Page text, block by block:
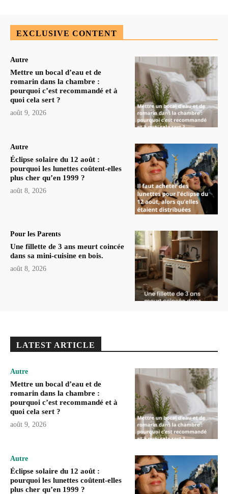
EXCLUSIVE CONTENT
Autre
Mettre un bocal d’eau et de
romarin dans la chambre :
pourquoi c’est recommandé et à
quoi cela sert ?
août 9, 2026
Autre
Éclipse solaire du 12 août :
pourquoi les lunettes coûtent-elles
plus cher qu’en 1999 ?
août 8, 2026
Pour les Parents
Une fillette de 3 ans meurt coincée
dans sa mini-cuisine en bois.
août 8, 2026
LATEST ARTICLE
Autre
Mettre un bocal d’eau et de
romarin dans la chambre :
pourquoi c’est recommandé et à
quoi cela sert ?
août 9, 2026
Autre
Éclipse solaire du 12 août :
pourquoi les lunettes coûtent-elles
plus cher qu’en 1999 ?